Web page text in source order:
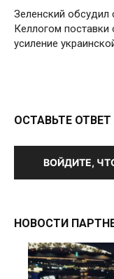
Зеленский обсудил
Келлогом поставки
усиление
ОСТАВЬТЕ ОТВЕТ
ВОЙДИТЕ,
НОВОСТИ